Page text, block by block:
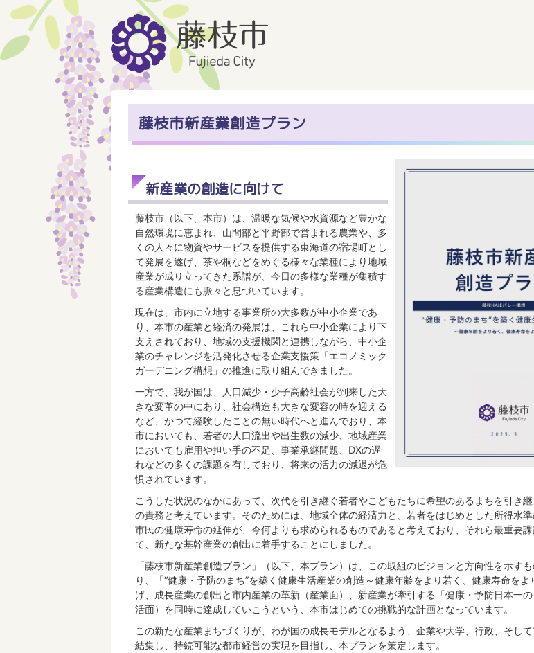
藤枝市新産業創造プラン
新産業の創造に向けて
藤枝市（以下、本市）は、温暖な気候や水資源など豊かな
自然環境に恵まれ、山間部と平野部で営まれる農業や、多
くの人々に物資やサービスを提供する東海道の宿場町とし
て発展を遂げ、茶や桐などをめぐる様々な業種により地域
産業が成り立ってきた系譜が、今日の多様な業種が集積す
る産業構造にも脈々と息づいています。
現在は、市内に立地する事業所の大多数が中小企業であ
り、本市の産業と経済の発展は、これら中小企業により下
支えされており、地域の支援機関と連携しながら、中小企
業のチャレンジを活発化させる企業支援策「エコノミック
ガーデニング構想」の推進に取り組んできました。
一方で、我が国は、人口減少・少子高齢社会が到来した大
きな変革の中にあり、社会構造も大きな変容の時を迎える
など、かつて経験したことの無い時代へと進んでおり、本
市においても、若者の人口流出や出生数の減少、地域産業
においても雇用や担い手の不足、事業承継問題、DXの遅
れなどの多くの課題を有しており、将来の活力の減退が危
惧されています。
こうした状況のなかにあって、次代を引き継ぐ若者やこどもたちに希望のあるまちを引き
の責務と考えています。そのためには、地域全体の経済力と、若者をはじめとした所得水
市民の健康寿命の延伸が、今何よりも求められるものであると考えており、それら最重要
て、新たな基幹産業の創出に着手することにしました。
「藤枝市新産業創造プラン」（以下、本プラン）は、この取組のビジョンと方向性を示す
り、「“健康・予防のまち”を築く健康生活産業の創造～健康年齢をより若く、健康寿命をよ
げ、成長産業の創出と市内産業の革新（産業面）、新産業が牽引する「健康・予防日本一
活面）を同時に達成していこうという、本市はじめての挑戦的な計画となっています。
この新たな産業まちづくりが、わが国の成長モデルとなるよう、企業や大学、行政、そし
結集し、持続可能な都市経営の実現を目指し、本プランを策定します。